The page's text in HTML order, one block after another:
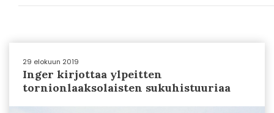
29 elokuun 2019
Inger kirjottaa ylpeitten
tornionlaaksolaisten sukuhistuuriaa